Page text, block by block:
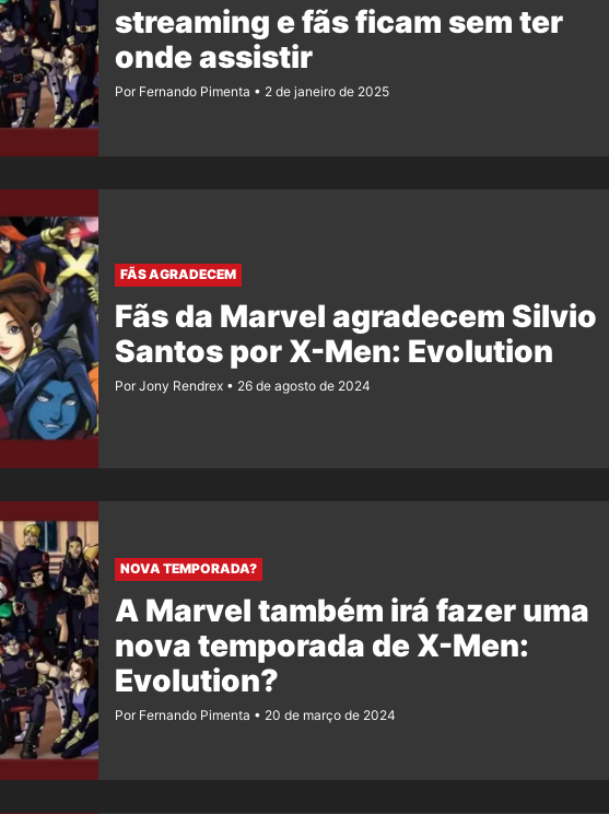
streaming e fãs ficam sem ter
onde assistir
Por Fernando Pimenta 2 de janeiro de 2025
FÃS AGRADECEM
Fãs da Marvel agradecem Silvio
Santos por X-Men: Evolution
Por Jony Rendrex 26 de agosto de 2024
NOVA TEMPORADA?
A Marvel também irá fazer uma
nova temporada de X-Men:
Evolution?
Por Fernando Pimenta 20 de março de 2024